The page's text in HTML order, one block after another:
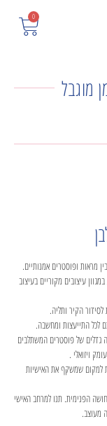
0
מראות ופוסטרים אמנותיים.
עיצובים מקוריים בעיצוב
הקיר ותליה.
לכל התייעצות ומחשבה.
של פוסטרים המשתלבים
ויזואלי .
למקום שמשקף את האישיות
הפנימית. תנו למרחב האישי
מעוצב.